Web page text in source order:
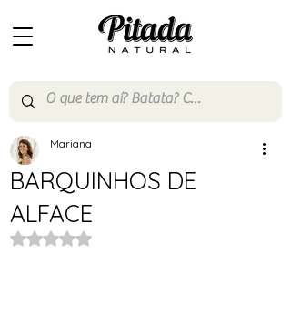
BARQUINHOS DE
ALFACE
Mariana
Avaliado com NaN de 5 estrelas.